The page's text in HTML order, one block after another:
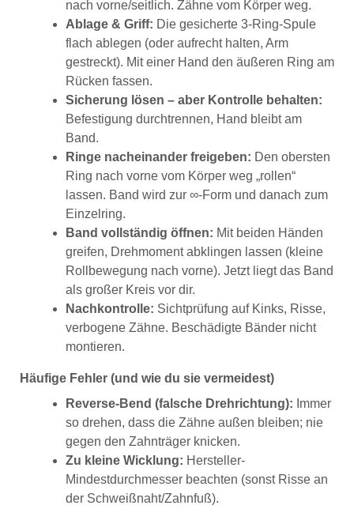
nach vorne/seitlich. Zähne vom Körper weg.
Ablage & Griff: Die gesicherte 3-Ring-Spule
flach ablegen (oder aufrecht halten, Arm
gestreckt). Mit einer Hand den äußeren Ring am
Rücken fassen.
Sicherung lösen – aber Kontrolle behalten:
Befestigung durchtrennen, Hand bleibt am
Band.
Ringe nacheinander freigeben: Den obersten
Ring nach vorne vom Körper weg „rollen“
lassen. Band wird zur ∞-Form und danach zum
Einzelring.
Band vollständig öffnen: Mit beiden Händen
greifen, Drehmoment abklingen lassen (kleine
Rollbewegung nach vorne). Jetzt liegt das Band
als großer Kreis vor dir.
Nachkontrolle: Sichtprüfung auf Kinks, Risse,
verbogene Zähne. Beschädigte Bänder nicht
montieren.
Häufige Fehler (und wie du sie vermeidest)
Reverse-Bend (falsche Drehrichtung): Immer
so drehen, dass die Zähne außen bleiben; nie
gegen den Zahnträger knicken.
Zu kleine Wicklung: Hersteller-
Mindestdurchmesser beachten (sonst Risse an
der Schweißnaht/Zahnfuß).